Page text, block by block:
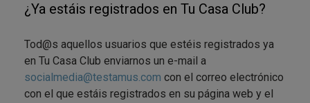
¿Ya estáis registrados en Tu Casa Club?
Tod@s aquellos usuarios que estéis registrados ya
en Tu Casa Club enviarnos un e-mail a
socialmedia@testamus.com con el correo electrónico
con el que estáis registrados en su página web y el